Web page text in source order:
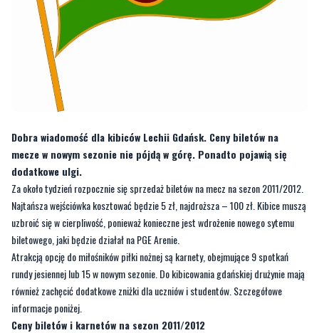
Dobra wiadomość dla kibiców Lechii Gdańsk. Ceny biletów na
mecze w nowym sezonie nie pójdą w górę. Ponadto pojawią się
dodatkowe ulgi.
Za około tydzień rozpocznie się sprzedaż biletów na mecz na sezon 2011/2012.
Najtańsza wejściówka kosztować będzie 5 zł, najdroższa – 100 zł. Kibice muszą
uzbroić się w cierpliwość, ponieważ konieczne jest wdrożenie nowego sytemu
biletowego, jaki będzie działał na PGE Arenie.
Atrakcją opcję do miłośników piłki nożnej są karnety, obejmujące 9 spotkań
rundy jesiennej lub 15 w nowym sezonie. Do kibicowania gdańskiej drużynie mają
również zachęcić dodatkowe zniżki dla uczniów i studentów. Szczegółowe
informacje poniżej.
Ceny biletów i karnetów na sezon 2011/2012